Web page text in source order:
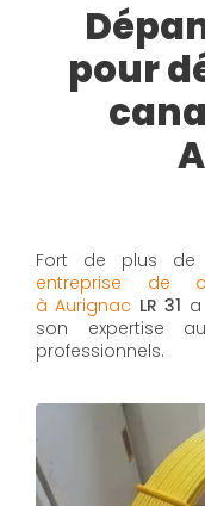
pour
Fort de plus de
entreprise de
à Aurignac LR 31
son expertise
professionnels.